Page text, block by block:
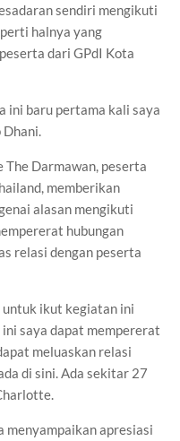
sendiri mengikuti
halnya yang
dari GPdI Kota
ini baru pertama kali saya
Dhani.
Darmawan, peserta
memberikan
alasan mengikuti
hubungan
relasi dengan peserta
untuk ikut kegiatan ini
saya dapat mempererat
meluaskan relasi
di sini. Ada sekitar 27
menyampaikan apresiasi